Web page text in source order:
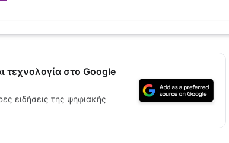
τεχνολογία στο Google
ειδήσεις της ψηφιακής